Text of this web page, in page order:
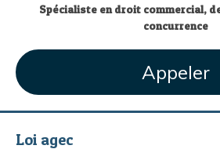
Spécialiste en droit commercial,
concurrence
Appeler
Loi agec